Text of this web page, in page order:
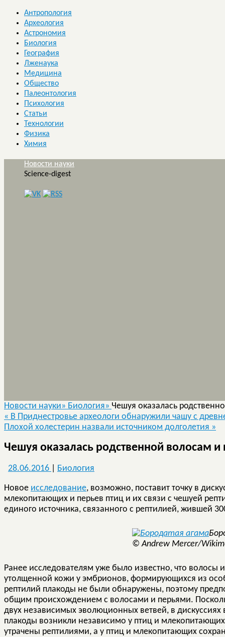
Антропология
Археология
Астрономия
Биология
География
Лженаука
Медицина
Общество
Палеонтология
Психология
Статьи
Технологии
Физика
Химия
Новости науки
Science-digest
Новости науки» Биология» Чешуя оказалась
« В Приднестровье археологи обнаружили чашу с
Плохой холестерин назвали источником долголетия »
Чешуя оказалась родственной волосам
28.06.2016 Биология
Новое исследование, возможно, поставит точку в
млекопитающих и перьев птиц и их связи с чешуей
единого источника, связанного с рептилией, жившей
© Andrew Mercer/
Ранее исследователям уже было известно, что волосы
утолщенной кожи у эмбрионов, формирующихся из
рептилий плакоды не были обнаружены, поэтому
общим происхождением с волосами и перьями.
двух независимых эволюционных ветвей, в
плакоды возникли независимо у птиц и
утрачены рептилиями, а у птиц и млекопитающих